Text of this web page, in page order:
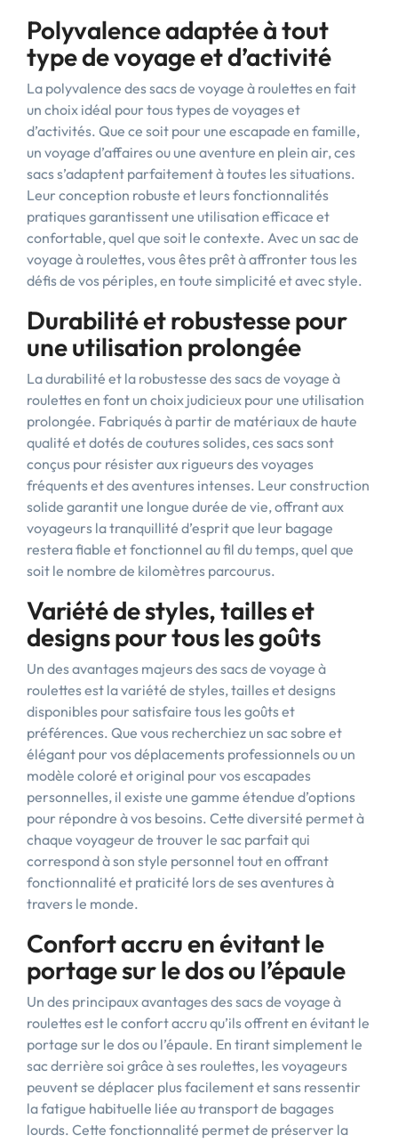
Polyvalence adaptée à tout
type de voyage et d’activité
La polyvalence des sacs de voyage à roulettes en fait
un choix idéal pour tous types de voyages et
d’activités. Que ce soit pour une escapade en famille,
un voyage d’affaires ou une aventure en plein air, ces
sacs s’adaptent parfaitement à toutes les situations.
Leur conception robuste et leurs fonctionnalités
pratiques garantissent une utilisation efficace et
confortable, quel que soit le contexte. Avec un sac de
voyage à roulettes, vous êtes prêt à affronter tous les
défis de vos périples, en toute simplicité et avec style.
Durabilité et robustesse pour
une utilisation prolongée
La durabilité et la robustesse des sacs de voyage à
roulettes en font un choix judicieux pour une utilisation
prolongée. Fabriqués à partir de matériaux de haute
qualité et dotés de coutures solides, ces sacs sont
conçus pour résister aux rigueurs des voyages
fréquents et des aventures intenses. Leur construction
solide garantit une longue durée de vie, offrant aux
voyageurs la tranquillité d’esprit que leur bagage
restera fiable et fonctionnel au fil du temps, quel que
soit le nombre de kilomètres parcourus.
Variété de styles, tailles et
designs pour tous les goûts
Un des avantages majeurs des sacs de voyage à
roulettes est la variété de styles, tailles et designs
disponibles pour satisfaire tous les goûts et
préférences. Que vous recherchiez un sac sobre et
élégant pour vos déplacements professionnels ou un
modèle coloré et original pour vos escapades
personnelles, il existe une gamme étendue d’options
pour répondre à vos besoins. Cette diversité permet à
chaque voyageur de trouver le sac parfait qui
correspond à son style personnel tout en offrant
fonctionnalité et praticité lors de ses aventures à
travers le monde.
Confort accru en évitant le
portage sur le dos ou l’épaule
Un des principaux avantages des sacs de voyage à
roulettes est le confort accru qu’ils offrent en évitant le
portage sur le dos ou l’épaule. En tirant simplement le
sac derrière soi grâce à ses roulettes, les voyageurs
peuvent se déplacer plus facilement et sans ressentir
la fatigue habituelle liée au transport de bagages
lourds. Cette fonctionnalité permet de préserver la